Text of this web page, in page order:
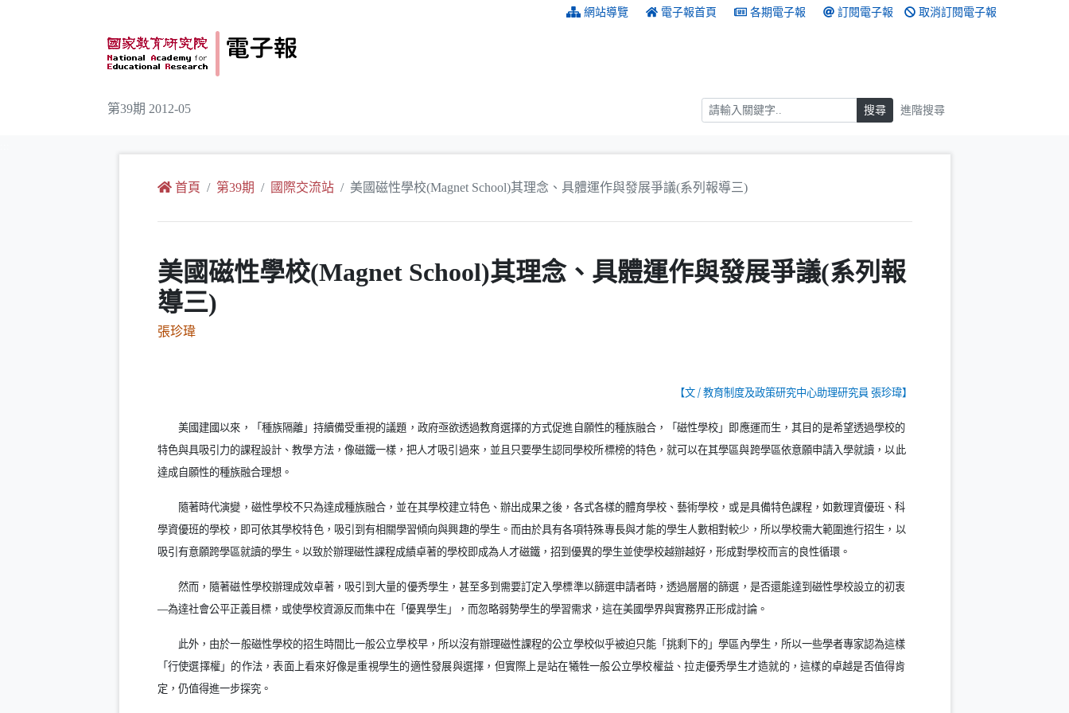
網站導覽 電子報首頁 各期電子報 訂閱電子報 取消訂閱電子報
第39期 2012-05 搜尋 搜尋 進階搜尋
首頁 第39期 國際交流站 美國磁性學校(Magnet School)其理念、具體運作與發展爭議(系列報導三)
美國磁性學校(Magnet School)其理念、具體運作與發展爭議(系列報
導三)
張珍瑋
【文/教育制度及政策研究中心助理研究員 張珍瑋】
美國建國以來，「種族隔離」持續備受重視的議題，政府亟欲透過教育選擇的方式促進自願性的種族融合，「磁性學校」即應運而生，其目的是希望透過學校的
特色與具吸引力的課程設計、教學方法，像磁鐵一樣，把人才吸引過來，並且只要學生認同學校所標榜的特色，就可以在其學區與跨學區依意願申請入學就讀，以此
達成自願性的種族融合理想。
隨著時代演變，磁性學校不只為達成種族融合，並在其學校建立特色、辦出成果之後，各式各樣的體育學校、藝術學校，或是具備特色課程，如數理資優班、科
學資優班的學校，即可依其學校特色，吸引到有相關學習傾向與興趣的學生。而由於具有各項特殊專長與才能的學生人數相對較少，所以學校需大範圍進行招生，以
吸引有意願跨學區就讀的學生。以致於辦理磁性課程成績卓著的學校即成為人才磁鐵，招到優異的學生並使學校越辦越好，形成對學校而言的良性循環。
然而，隨著磁性學校辦理成效卓著，吸引到大量的優秀學生，甚至多到需要訂定入學標準以篩選申請者時，透過層層的篩選，是否還能達到磁性學校設立的初衷
—為達社會公平正義目標，或使學校資源反而集中在「優異學生」，而忽略弱勢學生的學習需求，這在美國學界與實務界正形成討論。
此外，由於一般磁性學校的招生時間比一般公立學校早，所以沒有辦理磁性課程的公立學校似乎被迫只能「挑剩下的」學區內學生，所以一些學者專家認為這樣
「行使選擇權」的作法，表面上看來好像是重視學生的適性發展與選擇，但實際上是站在犧牲一般公立學校權益、拉走優秀學生才造就的，這樣的卓越是否值得肯
定，仍值得進一步探究。